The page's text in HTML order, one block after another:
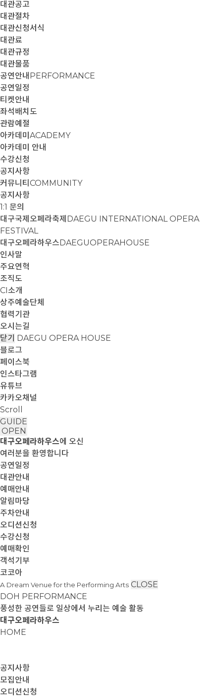
대관공고
대관절차
대관신청서식
대관료
대관규정
대관물품
공연안내 PERFORMANCE
공연일정
티켓안내
좌석배치도
관람예절
아카데미 ACADEMY
아카데미 안내
수강신청
공지사항
커뮤니티 COMMUNITY
공지사항
1:1 문의
대구국제오페라축제 DAEGU INTERNATIONAL OPERA
FESTIVAL
대구오페라하우스DAEGUOPERAHOUSE
인사말
주요연혁
조직도
CI소개
상주예술단체
협력기관
오시는길
닫기 DAEGU OPERA HOUSE
블로그
페이스북
인스타그램
유튜브
카카오채널
Scroll
GUIDE
OPEN
대구오페라하우스에 오신
여러분을 환영합니다
공연일정
대관안내
예매안내
알림마당
주차안내
오디션신청
수강신청
예매확인
객석기부
코코아
A Dream Venue for the Performing Arts CLOSE
DOH PERFORMANCE
풍성한 공연들로 일상에서 누리는 예술 활동
대구오페라하우스
HOME
공지사항
모집안내
오디션신청